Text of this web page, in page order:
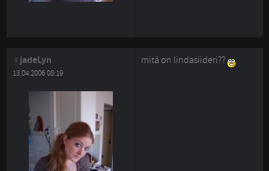
jadeLyn
13.04.2006 08:19
mitä on lindasiideri??